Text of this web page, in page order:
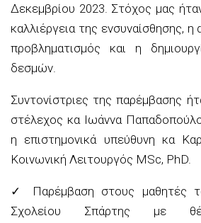
Δεκεμβρίου 2023. Στόχος μας
καλλιέργεια της ενσυναίσθησης, η
προβληματισμός και η
δεσμών.
Συντονίστριες της παρέμβασης
στέλεχος κα Ιωάννα
η επιστημονικά υπεύθυνη κα
Κοινωνική Λειτουργός MSc, PhD.
✓
Παρέμβαση στους μαθητές
Σχολείου Σπάρτης με